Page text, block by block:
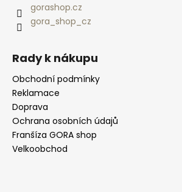
gorashop.cz
gora_shop_cz
Rady k nákupu
Obchodní podmínky
Reklamace
Doprava
Ochrana osobních údajů
Franšíza GORA shop
Velkoobchod